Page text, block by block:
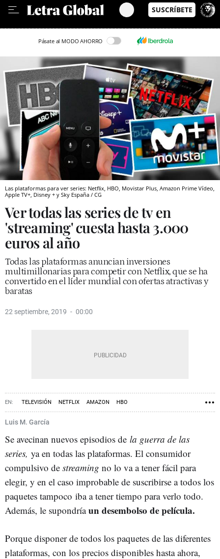
Pásate al MODO AHORRO
Las plataformas para ver series: Netflix, HBO, Movistar Plus, Amazon Prime Vídeo,
Apple TV+, Disney + y Sky España / CG
Ver todas las series de tv en
'streaming' cuesta hasta 3.000
euros al año
Todas las plataformas anuncian inversiones
multimillonarias para competir con Netflix, que se ha
convertido en el líder mundial con ofertas atractivas y
baratas
22 septiembre, 2019 00:00
TELEVISIÓN NETFLIX AMAZON HBO
Luis M. García
Se avecinan nuevos episodios de la guerra de las
series, ya en todas las plataformas. El consumidor
compulsivo de streaming no lo va a tener fácil para
elegir, y en el caso improbable de suscribirse a todos los
paquetes tampoco iba a tener tiempo para verlo todo.
Además, le supondríaun desembolso de película.
Porque disponer de todos los paquetes de las diferentes
plataformas, con los precios disponibles hasta ahora,